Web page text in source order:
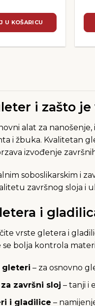
U KOŠARICU
i zašto
alat za
i žbuka. Kvalitetan
izvođenje
soboslikarskim i
završnog sloja i
i
vrste gletera i
se bolja kontrola
gleteri – za osnovno
završni sloj – tanji i
i gladilice –